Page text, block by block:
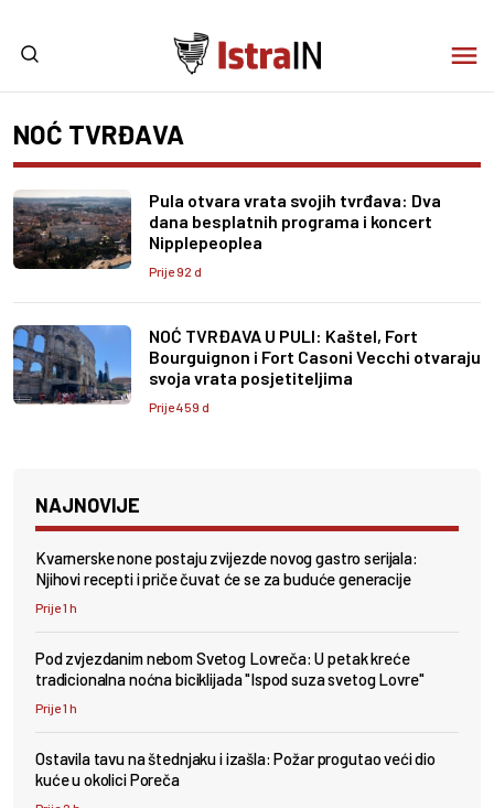
NOĆ TVRĐAVA
Pula otvara vrata svojih tvrđava: Dva
dana besplatnih programa i koncert
Nipplepeoplea
Prije 92 d
NOĆ TVRĐAVA U PULI: Kaštel, Fort
Bourguignon i Fort Casoni Vecchi otvaraju
svoja vrata posjetiteljima
Prije 459 d
NAJNOVIJE
Kvarnerske none postaju zvijezde novog gastro serijala:
Njihovi recepti i priče čuvat će se za buduće generacije
Prije 1 h
Pod zvjezdanim nebom Svetog Lovreča: U petak kreće
tradicionalna noćna biciklijada "Ispod suza svetog Lovre"
Prije 1 h
Ostavila tavu na štednjaku i izašla: Požar progutao veći dio
kuće u okolici Poreča